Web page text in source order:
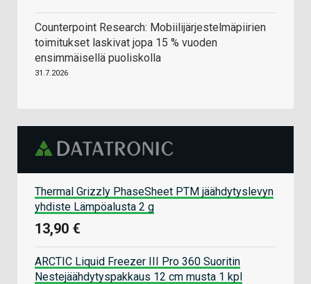
Counterpoint Research: Mobiilijärjestelmäpiirien
toimitukset laskivat jopa 15 % vuoden
ensimmäisellä puoliskolla
31.7.2026
Thermal Grizzly PhaseSheet PTM jäähdytyslevyn
yhdiste Lämpöalusta 2 g
13,90 €
ARCTIC Liquid Freezer III Pro 360 Suoritin
Nestejäähdytyspakkaus 12 cm musta 1 kpl